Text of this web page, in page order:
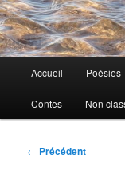
principal
Accueil Poésies
Contes Non
Navigation
← Précédent